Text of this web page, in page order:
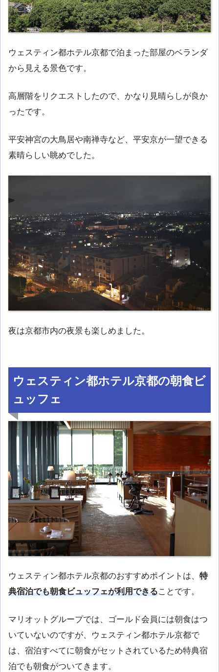
ウェスティン都ホテル京都で泊まった部屋のベランダ
から見える景色です。
高層階をリクエストしたので、かなり見晴らしが良か
ったです。
平安神宮の大鳥居や南禅寺など、平安京が一望できる
素晴らしい眺めでした。
夜は京都市内の夜景も楽しめました。
ウェスティン都ホテル京都の朝食ビ
ュッフェ
ウェスティン都ホテル京都のおすすめポイントは、 特
典宿泊でも朝食ビュッフェが利用できることです。
マリオットグループでは、ゴールド会員には朝食はつ
いていないのですが、ウェスティン都ホテル京都で
は、宿泊すべてに朝食がセットされているため特典宿
泊でも朝食がついてきます。